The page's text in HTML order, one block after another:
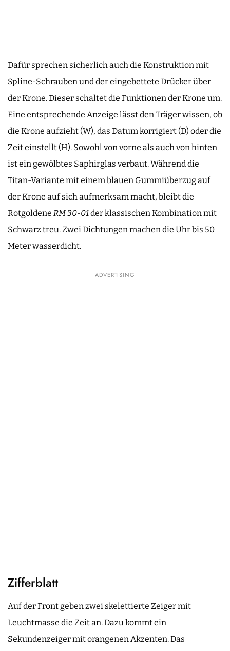
Dafür sprechen sicherlich auch die Konstruktion mit
Spline-Schrauben und der eingebettete Drücker über
der Krone. Dieser schaltet die Funktionen der Krone um.
Eine entsprechende Anzeige lässt den Träger wissen, ob
die Krone aufzieht (W), das Datum korrigiert (D) oder die
Zeit einstellt (H). Sowohl von vorne als auch von hinten
ist ein gewölbtes Saphirglas verbaut. Während die
Titan-Variante mit einem blauen Gummiüberzug auf
der Krone auf sich aufmerksam macht, bleibt die
Rotgoldene RM 30-01der klassischen Kombination mit
Schwarz treu. Zwei Dichtungen machen die Uhr bis 50
Meter wasserdicht.
ADVERTISING
Zifferblatt
Auf der Front geben zwei skelettierte Zeiger mit
Leuchtmasse die Zeit an. Dazu kommt ein
Sekundenzeiger mit orangenen Akzenten. Das